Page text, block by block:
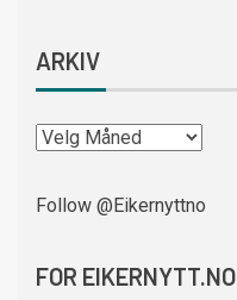
ARKIV
Follow @Eikernyttno
FOR EIKERNYTT.NO